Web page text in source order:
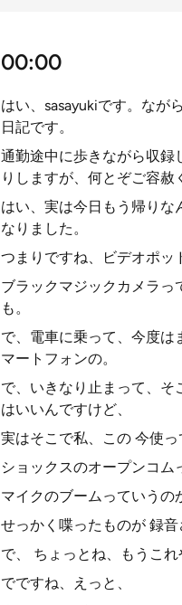
00:00
はい、sasayukiです。なが
日記です。
通勤途中に歩きながら収録
りしますが、何とぞご容赦
はい、実は今日もう帰りな
なりました。
つまりですね、ビデオポッ
ブラックマジックカメラ
も。
で、電車に乗って、今度は
マートフォンの。
で、いきなり止まって、そ
はいいんですけど、
実はそこで私、この 今使
ショックスのオープンコム
マイクのブームっていうの
せっかく喋ったものが 録
で、 ちょっとね、もうこ
でですね、えっと、